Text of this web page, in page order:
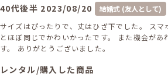
40代後半 2023/08/20
結婚式 (友人として)
サイズはぴったりで、丈はひざ下でした。 ス
とほぼ同じでかわいかったです。 また機会があ
す。 ありがとうございました。
レンタル/購入した商品